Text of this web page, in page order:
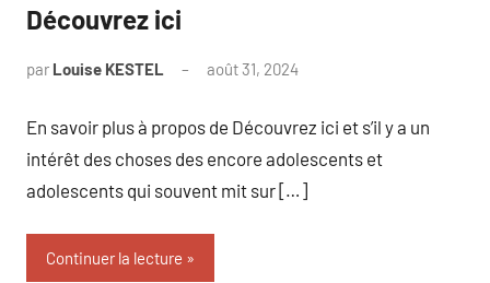
Découvrez ici
par Louise KESTEL août 31, 2024
En savoir plus à propos de Découvrez ici et s’il y a un
intérêt des choses des encore adolescents et
adolescents qui souvent mit sur […]
Continuer la lecture